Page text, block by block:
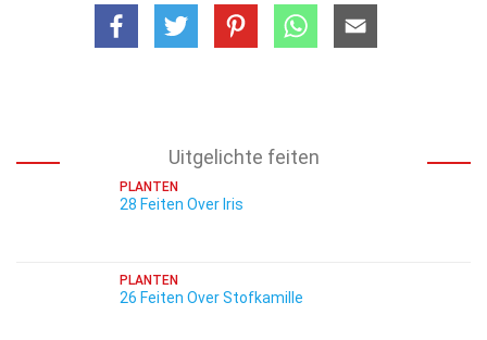
Uitgelichte feiten
PLANTEN
28 Feiten Over Iris
PLANTEN
26 Feiten Over Stofkamille